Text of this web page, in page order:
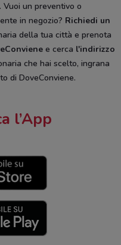
un preventivo o
in negozio? Richiedi un
della tua città e prenota
e cerca l'indirizzo
che hai scelto, ingrana
di DoveConviene.
l’App